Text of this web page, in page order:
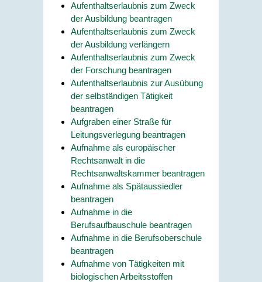
Aufenthaltserlaubnis zum Zweck
der Ausbildung beantragen
Aufenthaltserlaubnis zum Zweck
der Ausbildung verlängern
Aufenthaltserlaubnis zum Zweck
der Forschung beantragen
Aufenthaltserlaubnis zur Ausübung
der selbständigen Tätigkeit
beantragen
Aufgraben einer Straße für
Leitungsverlegung beantragen
Aufnahme als europäischer
Rechtsanwalt in die
Rechtsanwaltskammer beantragen
Aufnahme als Spätaussiedler
beantragen
Aufnahme in die
Berufsaufbauschule beantragen
Aufnahme in die Berufsoberschule
beantragen
Aufnahme von Tätigkeiten mit
biologischen Arbeitsstoffen